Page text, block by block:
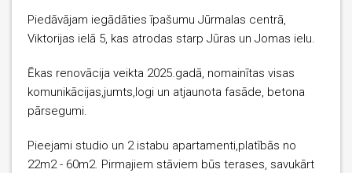
Piedāvājam iegādāties īpašumu Jūrmalas centrā,
Viktorijas ielā 5, kas atrodas starp Jūras un Jomas ielu.
Ēkas renovācija veikta 2025.gadā, nomainītas visas
komunikācijas,jumts,logi un atjaunota fasāde, betona
pārsegumi.
Pieejami studio un 2 istabu apartamenti,platībās no
22m2 - 60m2. Pirmajiem stāviem būs terases, savukārt